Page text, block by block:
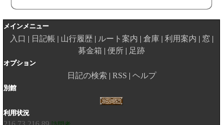
メインメニュー
入口 日記帳 山行履歴 ルート案内 倉庫 利用案内
窓
募金箱
便所 足跡
オプション
日記の検索 RSS ヘルプ
別館
利用状況